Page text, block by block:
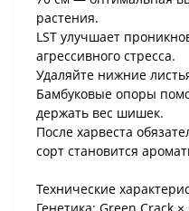
растения.
LST улучшает
агрессивного стресса.
Удаляйте нижние
Бамбуковые опоры
держать вес шишек.
После харвеста
сорт становится
Технические